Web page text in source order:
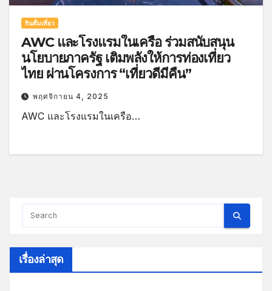
กินดื่มเที่ยว
AWC และโรงแรมในเครือ ร่วมสนับสนุน
นโยบายภาครัฐ เติมพลังให้การท่องเที่ยว
ไทย ผ่านโครงการ “เที่ยวดีมีคืน”
พฤศจิกายน 4, 2025
AWC และโรงแรมในเครือ…
เรื่องล่าสุด